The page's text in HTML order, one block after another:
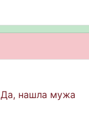
Да, нашла мужа